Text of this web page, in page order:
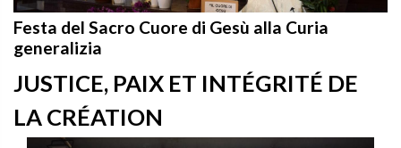
Festa del Sacro Cuore di Gesù alla Curia
generalizia
JUSTICE, PAIX ET INTÉGRITÉ DE
LA CRÉATION